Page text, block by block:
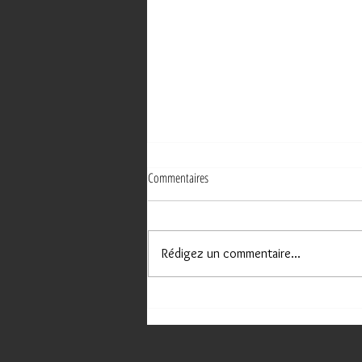
"COUVREUR ET PEINTRE" À MALEMORT !
Commentaires
Rédigez un commentaire...